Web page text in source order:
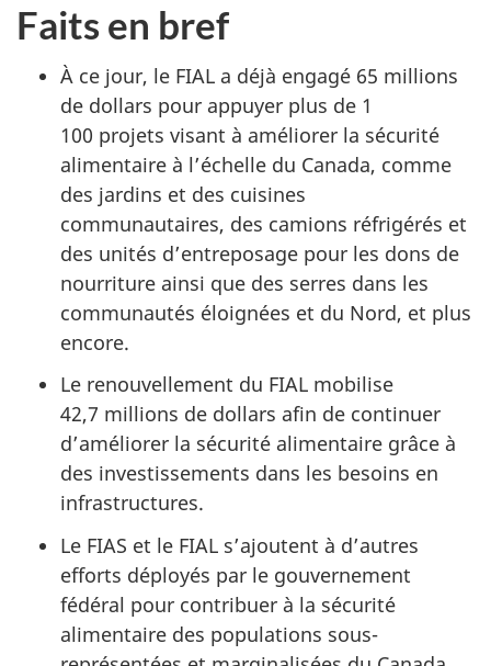
Faits en bref
À ce jour, le FIAL a déjà engagé 65 millions
de dollars pour appuyer plus de 1
100 projets visant à améliorer la sécurité
alimentaire à l’échelle du Canada, comme
des jardins et des cuisines
communautaires, des camions réfrigérés et
des unités d’entreposage pour les dons de
nourriture ainsi que des serres dans les
communautés éloignées et du Nord, et plus
encore.
Le renouvellement du FIAL mobilise
42,7 millions de dollars afin de continuer
d’améliorer la sécurité alimentaire grâce à
des investissements dans les besoins en
infrastructures.
Le FIAS et le FIAL s’ajoutent à d’autres
efforts déployés par le gouvernement
fédéral pour contribuer à la sécurité
alimentaire des populations sous-